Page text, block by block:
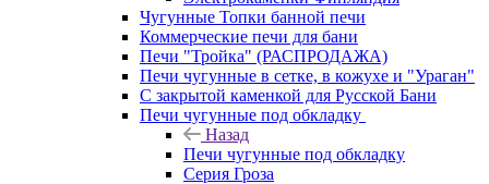
Чугунные Топки банной печи
Коммерческие печи для бани
Печи "Тройка" (РАСПРОДАЖА)
Печи чугунные в сетке, в кожухе и "Ураган"
С закрытой каменкой для Русской Бани
Печи чугунные под обкладку
Назад
Печи чугунные под обкладку
Серия Гроза